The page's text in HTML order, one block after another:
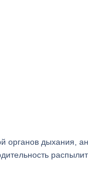
органов дыхания,